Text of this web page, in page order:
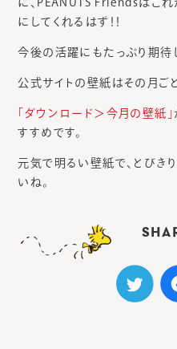
に、PEANUTS Friendsはこ
にしてくれるはず！！
今後の活躍にもたっぷり期待
公式サイトの壁紙はその月
「ダウンロード＞今月の壁紙」
すすめです。
元気で明るい壁紙で、とびき
いね。